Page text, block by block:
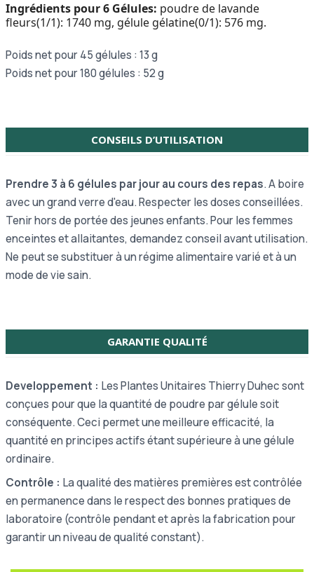
Ingrédients pour 6 Gélules: poudre de lavande
fleurs(1/1): 1740 mg, gélule gélatine(0/1): 576 mg.
Poids net pour 45 gélules : 13 g
Poids net pour 180 gélules : 52 g
CONSEILS D’UTILISATION
Prendre 3 à 6 gélules par jour au cours des repas. A boire
avec un grand verre d'eau. Respecter les doses conseillées.
Tenir hors de portée des jeunes enfants. Pour les femmes
enceintes et allaitantes, demandez conseil avant utilisation.
Ne peut se substituer à un régime alimentaire varié et à un
mode de vie sain.
GARANTIE QUALITÉ
Developpement : Les Plantes Unitaires Thierry Duhec sont
conçues pour que la quantité de poudre par gélule soit
conséquente. Ceci permet une meilleure efficacité, la
quantité en principes actifs étant supérieure à une gélule
ordinaire.
Contrôle : La qualité des matières premières est contrôlée
en permanence dans le respect des bonnes pratiques de
laboratoire (contrôle pendant et après la fabrication pour
garantir un niveau de qualité constant).